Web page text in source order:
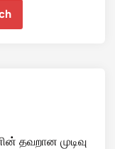
தவறான முடிவு